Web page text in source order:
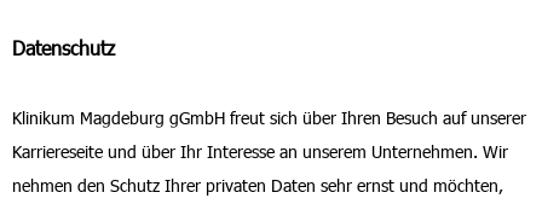
Datenschutz
Klinikum Magdeburg gGmbH freut sich über Ihren Besuch auf unserer
Karriereseite und über Ihr Interesse an unserem Unternehmen. Wir
nehmen den Schutz Ihrer privaten Daten sehr ernst und möchten,